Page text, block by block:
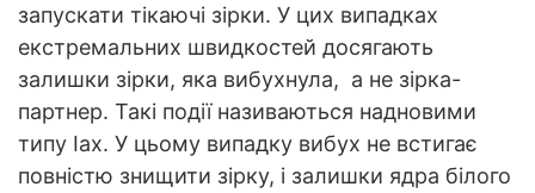
запускати тікаючі зірки. У цих випадках
екстремальних швидкостей досягають
залишки зірки, яка вибухнула, а не зірка-
партнер. Такі події називаються надновими
типу Iax. У цьому випадку вибух не встигає
повністю знищити зірку, і залишки ядра білого